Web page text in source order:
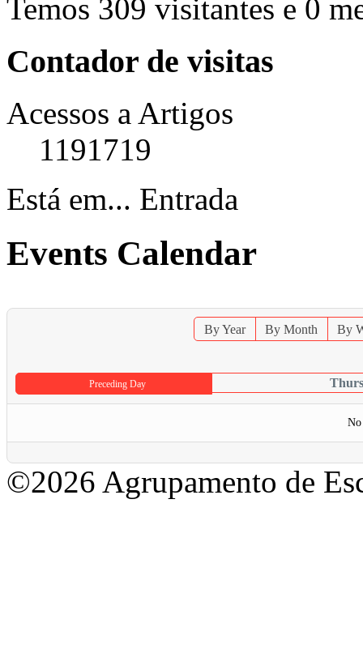
Temos 309 visitantes e 0
Contador de visitas
Acessos a Artigos
1191719
Está em... Entrada
Events Calendar
By Year By Month By
Preceding Day
No
©2026 Agrupamento de